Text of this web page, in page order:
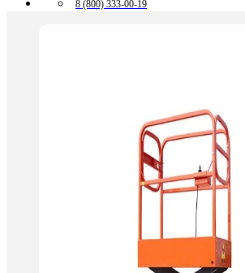
8 (800) 333-00-19